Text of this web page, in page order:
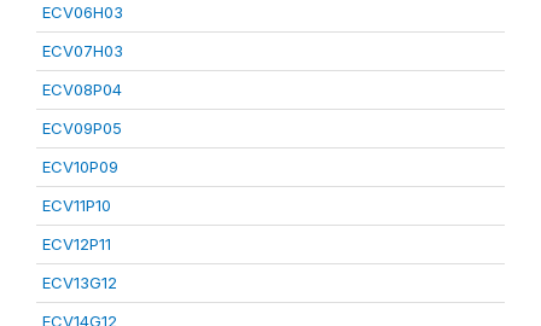
ECV06H03
ECV07H03
ECV08P04
ECV09P05
ECV10P09
ECV11P10
ECV12P11
ECV13G12
ECV14G12